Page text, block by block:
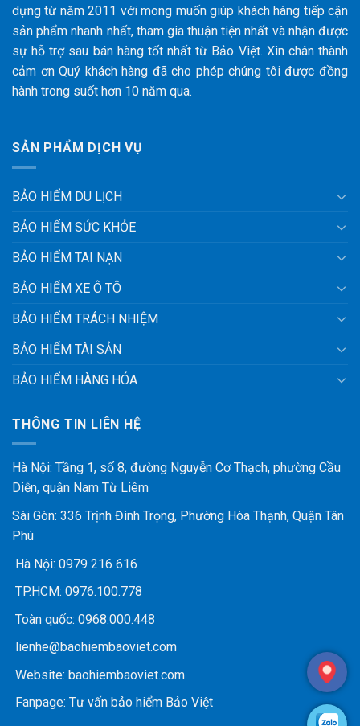
dựng từ năm 2011 với mong muốn giúp khách hàng tiếp cận
sản phẩm nhanh nhất, tham gia thuận tiện nhất và nhận được
sự hỗ trợ sau bán hàng tốt nhất từ Bảo Việt. Xin chân thành
cảm ơn Quý khách hàng đã cho phép chúng tôi được đồng
hành trong suốt hơn 10 năm qua.
SẢN PHẨM DỊCH VỤ
BẢO HIỂM DU LỊCH
BẢO HIỂM SỨC KHỎE
BẢO HIỂM TAI NẠN
BẢO HIỂM XE Ô TÔ
BẢO HIỂM TRÁCH NHIỆM
BẢO HIỂM TÀI SẢN
BẢO HIỂM HÀNG HÓA
THÔNG TIN LIÊN HỆ
Hà Nội: Tầng 1, số 8, đường Nguyễn Cơ Thạch, phường Cầu
Diễn, quận Nam Từ Liêm
Sài Gòn: 336 Trịnh Đình Trọng, Phường Hòa Thạnh, Quận Tân
Phú
Hà Nội: 0979 216 616
TP.HCM: 0976.100.778
Toàn quốc: 0968.000.448
lienhe@baohiembaoviet.com
Website: baohiembaoviet.com
Fanpage: Tư vấn bảo hiểm Bảo Việt